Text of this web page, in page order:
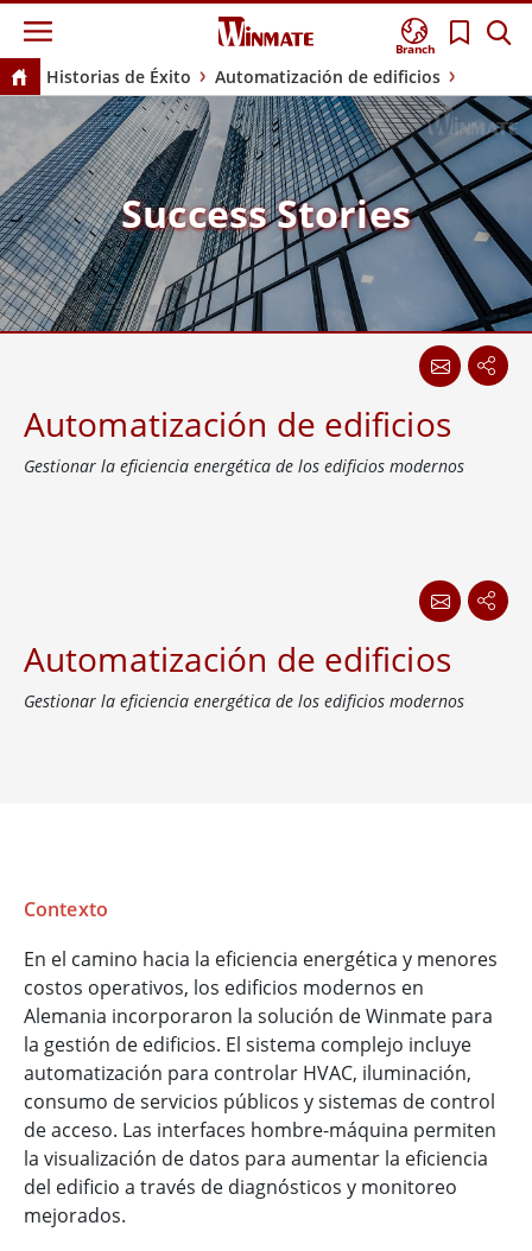
Branch
Historias de Éxito Automatización de edificios
Success Stories
Automatización de edificios
Gestionar la eficiencia energética de los edificios modernos
Automatización de edificios
Gestionar la eficiencia energética de los edificios modernos
Contexto
En el camino hacia la eficiencia energética y menores
costos operativos, los edificios modernos en
Alemania incorporaron la solución de Winmate para
la gestión de edificios. El sistema complejo incluye
automatización para controlar HVAC, iluminación,
consumo de servicios públicos y sistemas de control
de acceso. Las interfaces hombre-máquina permiten
la visualización de datos para aumentar la eficiencia
del edificio a través de diagnósticos y monitoreo
mejorados.